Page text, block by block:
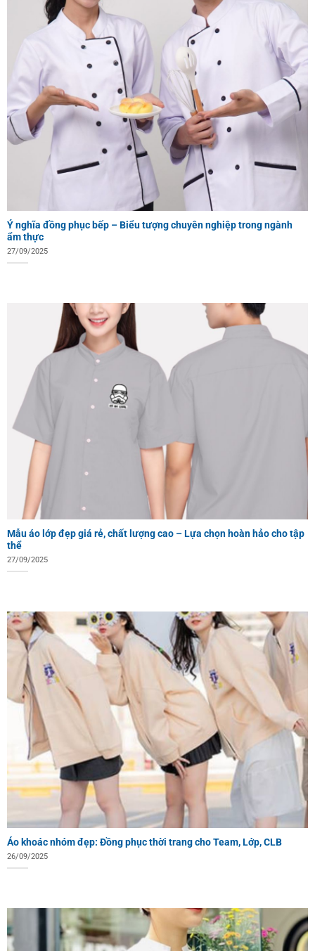
Ý nghĩa đồng phục bếp – Biểu tượng chuyên nghiệp trong ngành
ẩm thực
27/09/2025
Mẫu áo lớp đẹp giá rẻ, chất lượng cao – Lựa chọn hoàn hảo cho tập
thể
27/09/2025
Áo khoác nhóm đẹp: Đồng phục thời trang cho Team, Lớp, CLB
26/09/2025